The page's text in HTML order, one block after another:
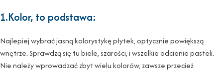
1.Kolor, to podstawa;
Najlepiej wybrać jasną kolorystykę płytek, optycznie powiększą
wnętrze. Sprawdzą się tu biele, szarości, i wszelkie odcienie pasteli.
Nie należy wprowadzać zbyt wielu kolorów, zawsze przecież